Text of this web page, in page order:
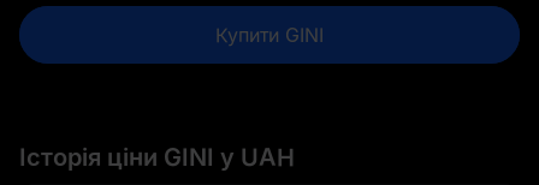
Купити GINI
Історія ціни GINI у UAH